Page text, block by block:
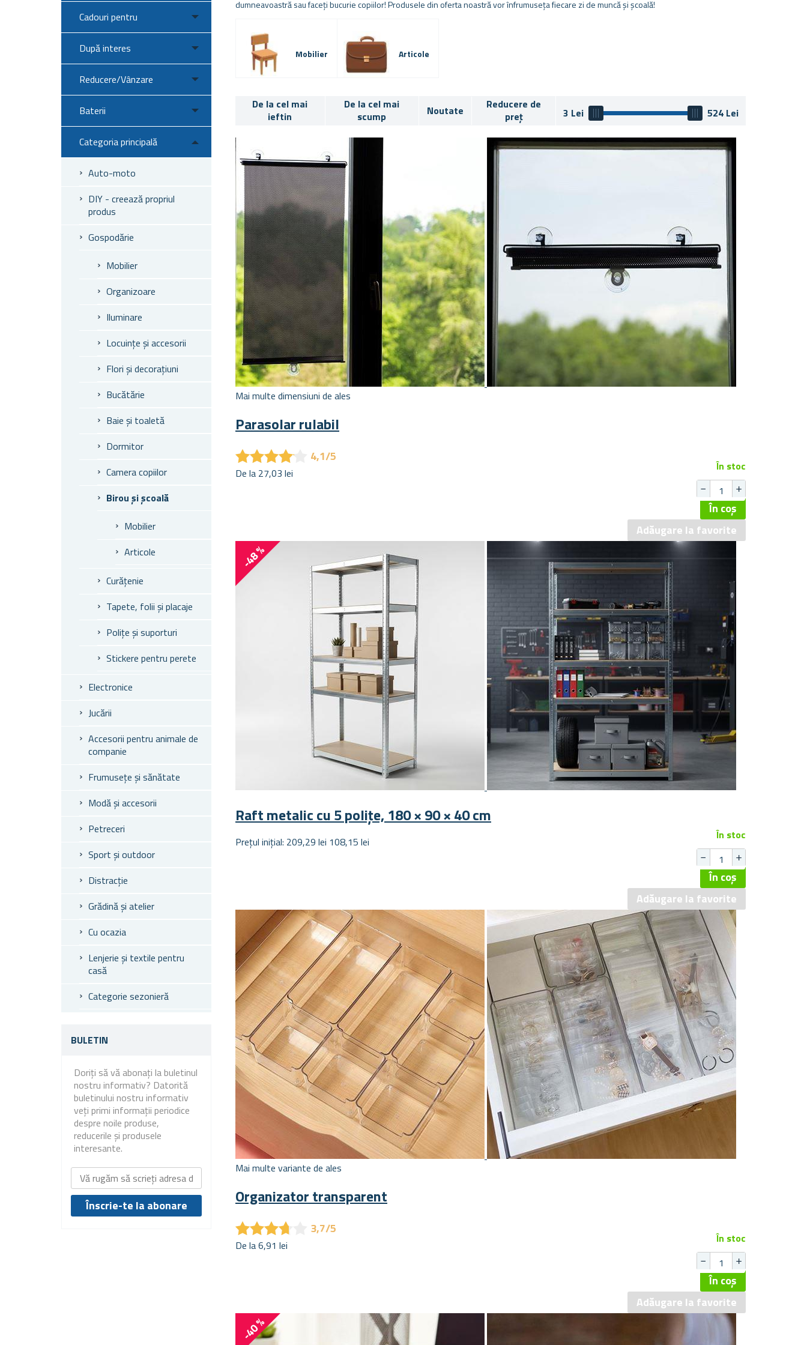
Cadouri pentru
După interes
Reducere/Vânzare
Baterii
Categoria principală
Auto-moto
DIY - creează propriul
produs
Gospodărie
Mobilier
Organizoare
Iluminare
Locuințe și accesorii
Flori și decorațiuni
Bucătărie
Baie și toaletă
Dormitor
Camera copiilor
Birou și școală
Mobilier
Articole
Curățenie
Tapete, folii și placaje
Polițe și suporturi
Stickere pentru perete
Electronice
Jucării
Accesorii pentru animale de
companie
Frumusețe și sănătate
Modă și accesorii
Petreceri
Sport și outdoor
Distracție
Grădină și atelier
Cu ocazia
Lenjerie și textile pentru
casă
Categorie sezonieră
BULETIN
Doriți să vă abonați la buletinul
nostru informativ? Datorită
buletinului nostru informativ
veți primi informații periodice
despre noile produse,
reducerile și produsele
interesante.
dumneavoastră sau faceți bucurie copiilor! Produsele din oferta noastră vor înfrumuseța fiecare zi de muncă și școală!
Mobilier Articole
De la cel mai
ieftin
De la cel mai
scump
Noutate
Reducere de
preț
3 Lei 524 Lei
Mai multe dimensiuni de ales
Parasolar rulabil
★★★★★
★★★★★ 4,1/5
De la 27,03 lei În stoc
-48 %
Raft metalic cu 5 polițe, 180 × 90 × 40 cm
Prețul inițial: 209,29 lei 108,15 lei În stoc
Mai multe variante de ales
Organizator transparent
★★★★
★★★★ 3,7/5
De la 6,91 lei În stoc
-40 %